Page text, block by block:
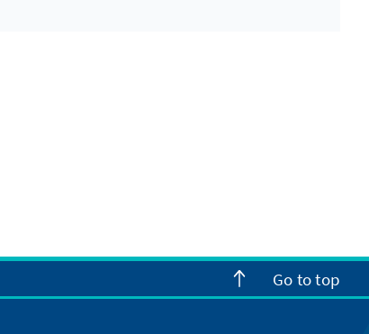
Go to top